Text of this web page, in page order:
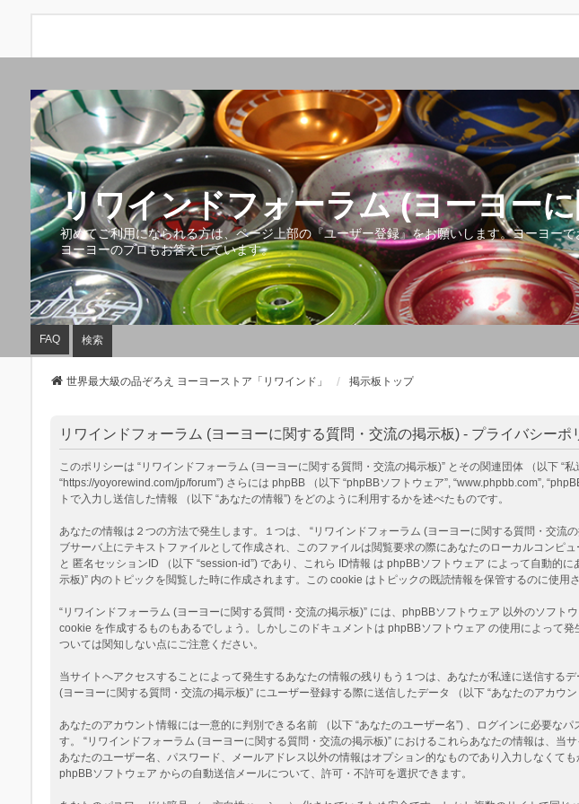
リワインドフォーラム (ヨーヨー
初めてご利用になられる方は、ページ上部の『ユーザー登録』をお願いします。ヨーヨー
ヨーヨーのプロもお答えしています。
FAQ 検索
世界最大級の品ぞろえ ヨーヨーストア「リワインド」 掲示板トップ
リワインドフォーラム (ヨーヨーに関する質問・交流の掲示板) - プライバシーポ
このポリシーは “リワインドフォーラム (ヨーヨーに関する質問・交流の掲示板)” とその関連団体 （以下 “
“https://yoyorewind.com/jp/forum”) さらには phpBB （以下 “phpBBソフトウェア”, “www.phpbb.com”,
トで入力し送信した情報 （以下 “あなたの情報”) をどのように利用するかを述べたものです。
あなたの情報は２つの方法で発生します。１つは、 “リワインドフォーラム (ヨーヨーに関する質問・交
ブサーバ上にテキストファイルとして作成され、このファイルは閲覧要求の際にあなたのローカルコンピ
と 匿名セッションID （以下 “session-id”) であり、これら ID情報 は phpBBソフトウェア によって自動
示板)” 内のトピックを閲覧した時に作成されます。この cookie はトピックの既読情報を保管するのに使用
“リワインドフォーラム (ヨーヨーに関する質問・交流の掲示板)” には、phpBBソフトウェア 以外のソフ
cookie を作成するものもあるでしょう。しかしこのドキュメントは phpBBソフトウェア の使用によって
ついては関知しない点にご注意ください。
当サイトへアクセスすることによって発生するあなたの情報の残りもう１つは、あなたが私達に送信する
(ヨーヨーに関する質問・交流の掲示板)” にユーザー登録する際に送信したデータ （以下 “あなたのアカウ
あなたのアカウント情報には一意的に判別できる名前 （以下 “あなたのユーザー名”) 、ログインに必要な
す。 “リワインドフォーラム (ヨーヨーに関する質問・交流の掲示板)” におけるこれらあなたの情報は、
あなたのユーザー名、パスワード、メールアドレス以外の情報はオプション的なものであり入力しなく
phpBBソフトウェア からの自動送信メールについて、許可・不許可を選択できます。